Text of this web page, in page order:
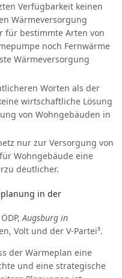
Verfügbarkeit keinen
Wärmeversorgung
für bestimmte Arten von
noch Fernwärme
Wärmeversorgung
Worten als der
wirtschaftliche Lösung
von Wohngebäuden in
nur zur Versorgung von
Wohngebäude eine
deutlicher.
in der
Augsburg in
Volt und der V-Partei³.
der Wärmeplan eine
und eine strategische